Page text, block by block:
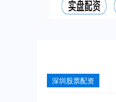
深圳股票配资